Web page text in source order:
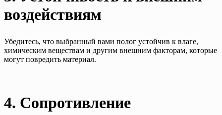
воздействиям
Убедитесь, что выбранный вами полог устойчив к влаге,
химическим веществам и другим внешним факторам, которые
могут повредить материал.
4. Сопротивление